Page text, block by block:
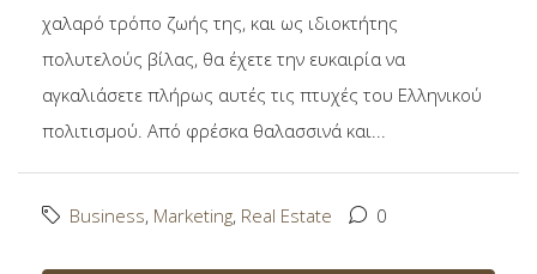
χαλαρό τρόπο ζωής της, και ως ιδιοκτήτης
πολυτελούς βίλας, θα έχετε την ευκαιρία να
αγκαλιάσετε πλήρως αυτές τις πτυχές του Eλληνικού
πολιτισμού. Από φρέσκα θαλασσινά και...
Business, Marketing, Real Estate 0